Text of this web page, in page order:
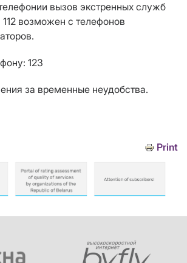
вызов экстренных служб
112 возможен с телефонов
123
за временные неудобства.
Print